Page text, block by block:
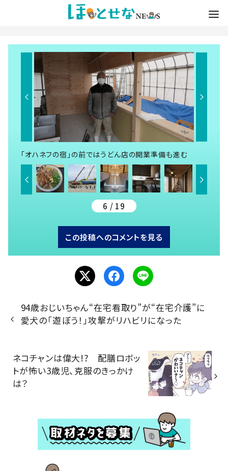
「オハネフの宿」の前ではうどん店の開業準備も進む
6 / 19
この投稿へのコメントを見る
94歳おじいちゃん“在宅看取り”が“在宅介護”に
愛犬の「遊ぼう！」攻撃がリハビリになった
ネコチャンは偉大!? 配膳ロボッ
トが怖い3歳児、克服のきっかけ
は？